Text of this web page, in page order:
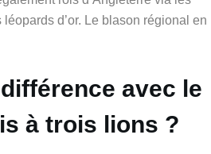
d’or. Le blason régional en
avec le
à trois lions ?